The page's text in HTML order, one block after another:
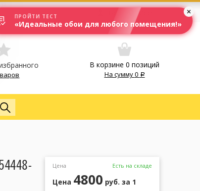
Москва
В корзине 0 позиций
На сумму0
Цена Есть на складе
Цена 4800 руб. за 1
ПРОЙТИ ТЕСТ
«Идеальные обои для любого помещения!»